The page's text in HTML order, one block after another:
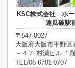
KSC株式会社 ホー
連瓜破駅
〒547-0027
大阪府大阪市平野区
－４７ 村瀬ビル １
TEL/06-6701-0707